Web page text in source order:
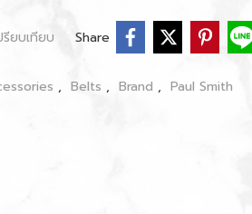
รียบเทียบ Share
, Belts , Brand , Paul Smith